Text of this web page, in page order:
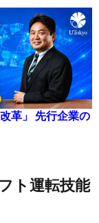
革」 先行企業の